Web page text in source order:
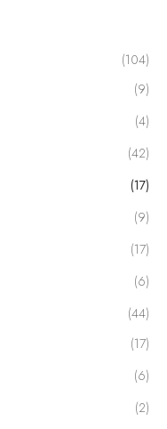
(104)
(9)
(4)
(42)
(17)
(9)
(17)
(6)
(44)
(17)
(6)
(2)